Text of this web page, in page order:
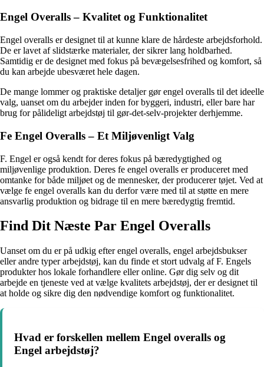
Engel Overalls – Kvalitet og Funktionalitet
Engel overalls er designet til at kunne klare de hårdeste arbejdsforhold.
De er lavet af slidstærke materialer, der sikrer lang holdbarhed.
Samtidig er de designet med fokus på bevægelsesfrihed og komfort, så
du kan arbejde ubesværet hele dagen.
De mange lommer og praktiske detaljer gør engel overalls til det ideelle
valg, uanset om du arbejder inden for byggeri, industri, eller bare har
brug for pålideligt arbejdstøj til gør-det-selv-projekter derhjemme.
Fe Engel Overalls – Et Miljøvenligt Valg
F. Engel er også kendt for deres fokus på bæredygtighed og
miljøvenlige produktion. Deres fe engel overalls er produceret med
omtanke for både miljøet og de mennesker, der producerer tøjet. Ved at
vælge fe engel overalls kan du derfor være med til at støtte en mere
ansvarlig produktion og bidrage til en mere bæredygtig fremtid.
Find Dit Næste Par Engel Overalls
Uanset om du er på udkig efter engel overalls, engel arbejdsbukser
eller andre typer arbejdstøj, kan du finde et stort udvalg af F. Engels
produkter hos lokale forhandlere eller online. Gør dig selv og dit
arbejde en tjeneste ved at vælge kvalitets arbejdstøj, der er designet til
at holde og sikre dig den nødvendige komfort og funktionalitet.
Hvad er forskellen mellem Engel overalls og
Engel arbejdstøj?